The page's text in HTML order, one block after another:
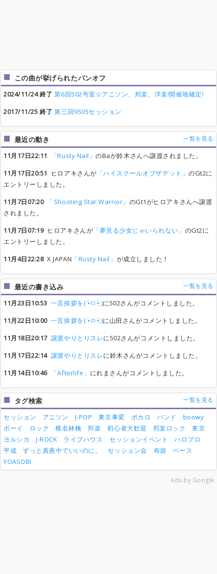
この曲が挙げられたバンオフ
2024/11/24 終了 第6回502号室☆アニソン、邦楽、洋楽!開催地確定!
2017/11/25 終了 第三回9505セッション
最近の動き 一覧を見る
11月17日22:11 「Rusty Nail」のBaが鈴木さんへ譲渡されました。
11月17日20:51
ヒロアキさんが 「ハイスクールオブザデット」のGt2に
エントリーしました。
11月7日07:20
「Shooting Star Warrior」 のGt1がヒロアキさんへ譲渡
されました。
11月7日07:19ヒロアキさんが 「夢見る少女じゃいられない」 のGt2に
エントリーしました。
11月4日22:28X JAPAN 「Rusty Nail」 が成立しました！
最近の書き込み 一覧を見る
11月23日10:53 一言挨拶を( •̀ㅁ•́;)に502さんがコメントしました。
11月22日10:00 一言挨拶を( •̀ㅁ•́;)に山田さんがコメントしました。
11月18日20:17 譲渡やりとりスレに502さんがコメントしました。
11月17日22:14 譲渡やりとりスレに鈴木さんがコメントしました。
11月14日10:46
「Afterlife」 にれまさんがコメントしました。
タグ検索 一覧を見る
セッション アニソン J-POP 東京事変 ボカロ バンド
boowy
ボーイ
ロック 椎名林檎 邦楽 初心者大歓迎 邦楽ロック
東京
ヨルシカ
J-ROCK ライブハウス セッションイベント
ハロプロ
平成
ずっと真夜中でいいのに。 セッション会 布袋
ベース
YOASOBI
Ads by Google